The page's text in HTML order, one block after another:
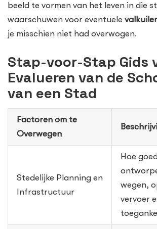
beeld te vormen van het leven in die
waarschuwen voor eventuele
je misschien niet had overwogen.
Stap-voor-Stap Gids
Evalueren van de
van een Stad
Factoren om te
Overwegen
Stedelijke Planning en
Infrastructuur
Hoe
wegen,
vervoer